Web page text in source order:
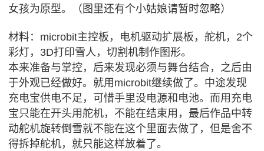
女孩为原型。（图里还有个小姑娘请暂时忽略）
材料：microbit主控板，电机驱动扩展板，舵机，2个
彩灯，3D打印雪人，切割机制作图形。
本来准备与掌控，后来发现必须与舞台结合，之后由
于外观已经做好。就用microbit继续做了。中途发现
充电宝供电不足，可惜手里没电源和电池。而用充电
宝只能在开头用舵机，不能在结束用，最后作品中转
动舵机旋转倒雪就不能在这个里面去做了，但是舍不
得拆掉舵机，就只能这样放着了。